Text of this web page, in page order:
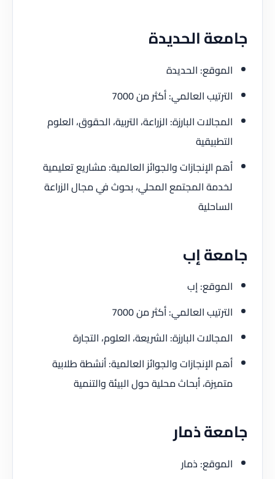
جامعة الحديدة
الموقع: الحديدة
الترتيب العالمي: أكثر من 7000
المجالات البارزة: الزراعة، التربية، الحقوق، العلوم
التطبيقية
أهم الإنجازات والجوائز العالمية: مشاريع تعليمية
لخدمة المجتمع المحلي، بحوث في مجال الزراعة
الساحلية
جامعة إب
الموقع: إب
الترتيب العالمي: أكثر من 7000
المجالات البارزة: الشريعة، العلوم، التجارة
أهم الإنجازات والجوائز العالمية: أنشطة طلابية
متميزة، أبحاث محلية حول البيئة والتنمية
جامعة ذمار
الموقع: ذمار